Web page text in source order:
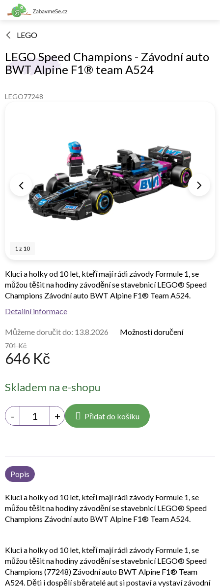
Přejít
na
LEGO
LEGO Speed Champions - Závodní auto
BWT Alpine F1® team A524
LEGO77248
1z 10
701 Kč
646 Kč
cena:
Skladem na e-shopu
Můžeme doručit do: 13.8.2026 Možnosti doručení
Přidat do košíku
Kluci a holky od 10 let, kteří mají rádi závody Formule 1, se
můžou těšit na hodiny závodění se stavebnicí LEGO® Speed
Champions Závodní auto BWT Alpine F1® Team A524.
Detailní informace
Popis
Kluci a holky od 10 let, kteří mají rádi závody Formule 1, se
můžou těšit na hodiny závodění se stavebnicí LEGO® Speed
Champions Závodní auto BWT Alpine F1® Team A524.
Kluci a holky od 10 let, kteří mají rádi závody Formule 1, se
můžou těšit na hodiny závodění se stavebnicí LEGO® Speed
Champions (77248) Závodní auto BWT Alpine F1® Team
A524. Děti i dospělí sběratelé aut si postaví a vystaví závodní